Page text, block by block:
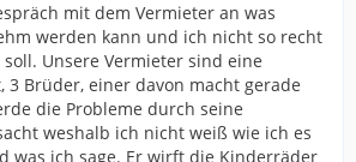
mit dem Vermieter an was
werden kann und ich nicht so recht
Unsere Vermieter sind eine
3 Brüder, einer davon macht gerade
die Probleme durch seine
weshalb ich nicht weiß wie ich es
was ich sage. Er wirft die Kinderräder